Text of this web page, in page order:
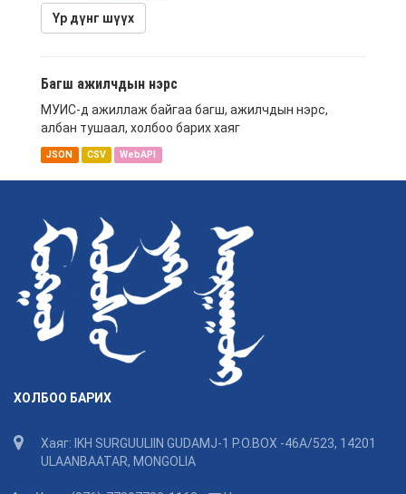
Үр дүнг шүүх
Багш ажилчдын нэрс
МУИС-д ажиллаж байгаа багш, ажилчдын нэрс,
албан тушаал, холбоо барих хаяг
JSON CSV WebAPI
ХОЛБОО БАРИХ
Хаяг: IKH SURGUULIIN GUDAMJ-1 P.O.BOX -46A/523, 14201
ULAANBAATAR, MONGOLIA